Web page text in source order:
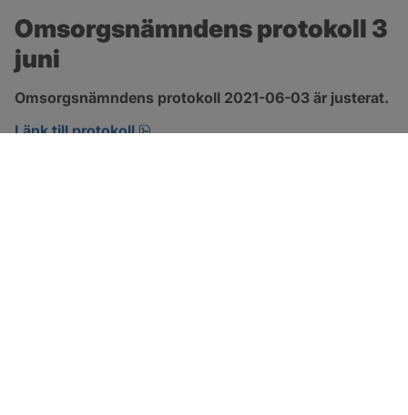
Omsorgsnämndens protokoll 3
juni
Omsorgsnämndens protokoll 2021-06-03 är justerat.
Länk till protokoll
pdf, 303.4 kB, öppnas i nytt fönster.